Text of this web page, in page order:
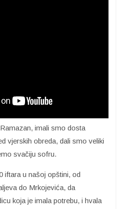
imali smo dosta
vjerskih obreda, dali smo veliki
svačiju sofru.
iftara u našoj opštini, od
do Mrkojevića, da
koja je imala potrebu, i hvala